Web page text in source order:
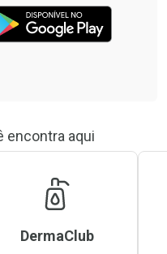
encontra aqui
DermaClub